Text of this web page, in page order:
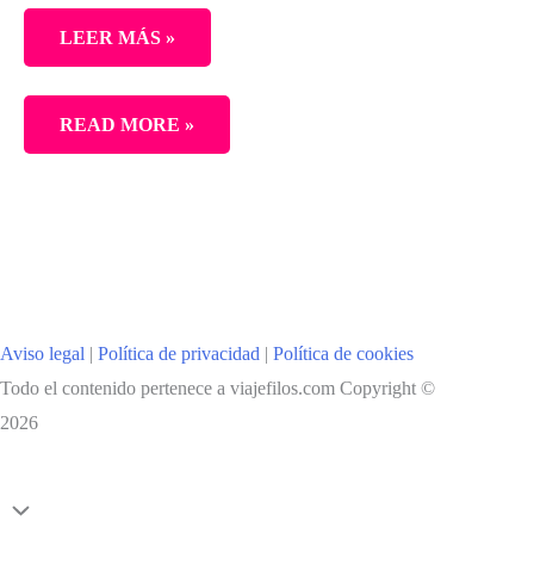
LEER MÁS »
FUTUROSCOPE,
NI
ESPERA
READ MORE »
Aviso legal | Política de privacidad | Política de cookies
Todo el contenido pertenece a viajefilos.com Copyright ©
2026
Scroll